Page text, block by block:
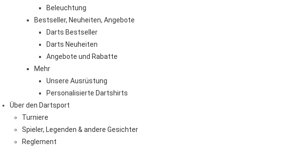
Beleuchtung
Bestseller, Neuheiten, Angebote
Darts Bestseller
Darts Neuheiten
Angebote und Rabatte
Mehr
Unsere Ausrüstung
Personalisierte Dartshirts
Über den Dartsport
Turniere
Spieler, Legenden & andere Gesichter
Reglement